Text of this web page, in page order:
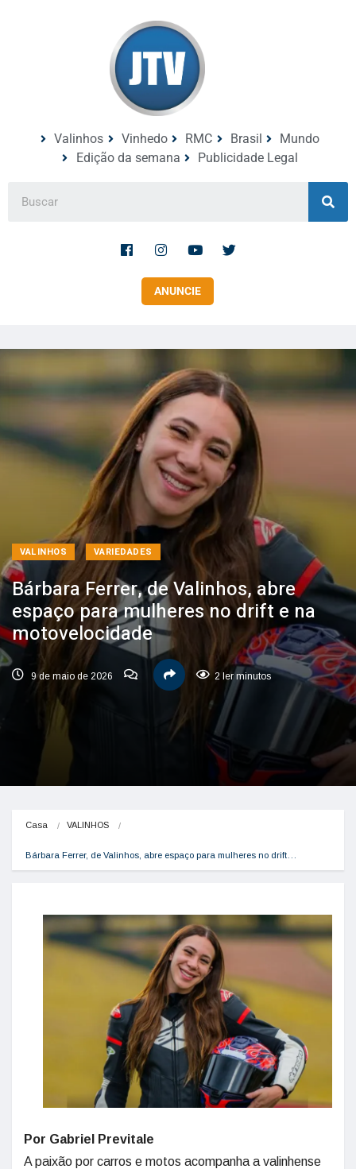
Valinhos Vinhedo RMC Brasil
Mundo
Edição da semana
Publicidade Legal
ANUNCIE
VALINHOS VARIEDADES
Bárbara Ferrer, de Valinhos, abre
espaço para mulheres no drift e na
motovelocidade
9 de maio de 2026 2 ler minutos
Casa VALINHOS
Bárbara Ferrer, de Valinhos, abre espaço para mulheres no drift…
Por Gabriel Previtale
A paixão por carros e motos acompanha a valinhense